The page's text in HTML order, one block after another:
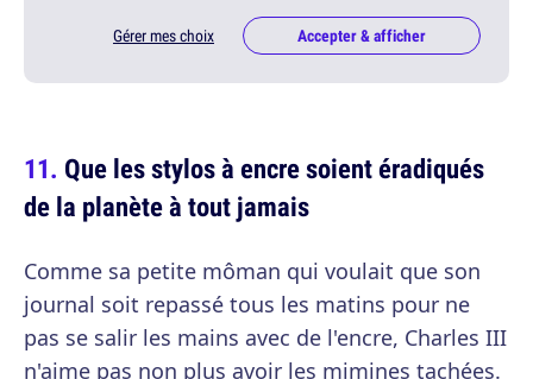
Gérer mes choix Accepter & afficher
Que les stylos à encre soient éradiqués
de la planète à tout jamais
Comme sa petite môman qui voulait que son
journal soit repassé tous les matins pour ne
pas se salir les mains avec de l'encre, Charles III
n'aime pas non plus avoir les mimines tachées.